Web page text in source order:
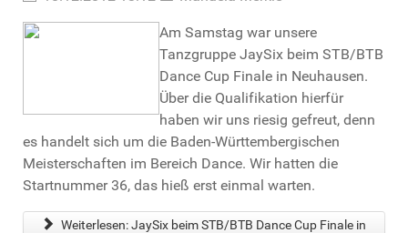
Am Samstag war unsere
Tanzgruppe JaySix beim STB/BTB
Dance Cup Finale in Neuhausen.
Über die Qualifikation hierfür
haben wir uns riesig gefreut, denn
es handelt sich um die Baden-Württembergischen
Meisterschaften im Bereich Dance. Wir hatten die
Startnummer 36, das hieß erst einmal warten.
Weiterlesen: JaySix beim STB/BTB Dance Cup Finale in